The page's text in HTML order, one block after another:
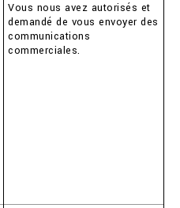
Vous nous avez autorisés et
demandé de vous envoyer des
communications
commerciales.